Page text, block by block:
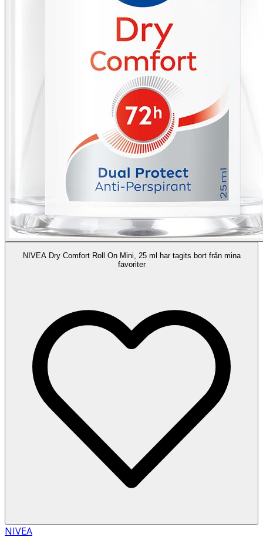
NIVEA Dry Comfort Roll On Mini, 25 ml har tagits bort från mina
favoriter
NIVEA